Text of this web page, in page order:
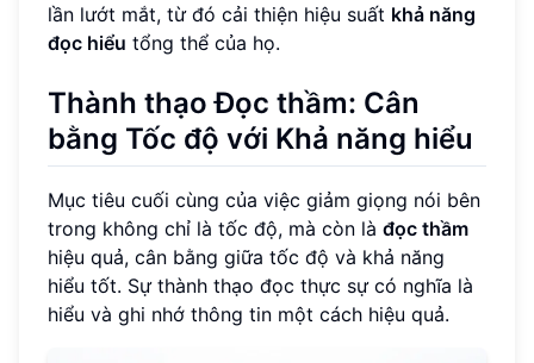
lần lướt mắt, từ đó cải thiện hiệu suất khả năng
đọc hiểu tổng thể của họ.
Thành thạo Đọc thầm: Cân
bằng Tốc độ với Khả năng hiểu
Mục tiêu cuối cùng của việc giảm giọng nói bên
trong không chỉ là tốc độ, mà còn là đọc thầm
hiệu quả, cân bằng giữa tốc độ và khả năng
hiểu tốt. Sự thành thạo đọc thực sự có nghĩa là
hiểu và ghi nhớ thông tin một cách hiệu quả.